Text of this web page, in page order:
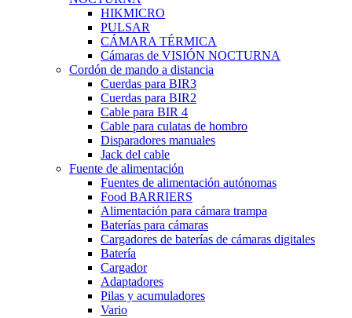
HIKMICRO
PULSAR
CÁMARA TÉRMICA
Cámaras de VISIÓN NOCTURNA
Cordón de mando a distancia
Cuerdas para BIR3
Cuerdas para BIR2
Cable para BIR 4
Cable para culatas de hombro
Disparadores manuales
Jack del cable
Fuente de alimentación
Fuentes de alimentación autónomas
Food BARRIERS
Alimentación para cámara trampa
Baterías para cámaras
Cargadores de baterías de cámaras digitales
Batería
Cargador
Adaptadores
Pilas y acumuladores
Vario